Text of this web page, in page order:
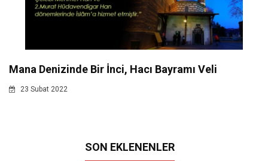
Mana Denizinde Bir İnci, Hacı Bayramı Veli
23 Subat 2022
SON EKLENENLER